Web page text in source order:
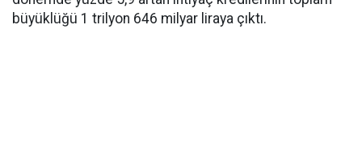
büyüklüğü 1 trilyon 646 milyar liraya çıktı.